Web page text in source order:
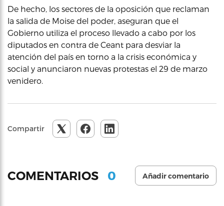
De hecho, los sectores de la oposición que reclaman
la salida de Moise del poder, aseguran que el
Gobierno utiliza el proceso llevado a cabo por los
diputados en contra de Ceant para desviar la
atención del país en torno a la crisis económica y
social y anunciaron nuevas protestas el 29 de marzo
venidero.
Compartir
COMENTARIOS 0 Añadir comentario